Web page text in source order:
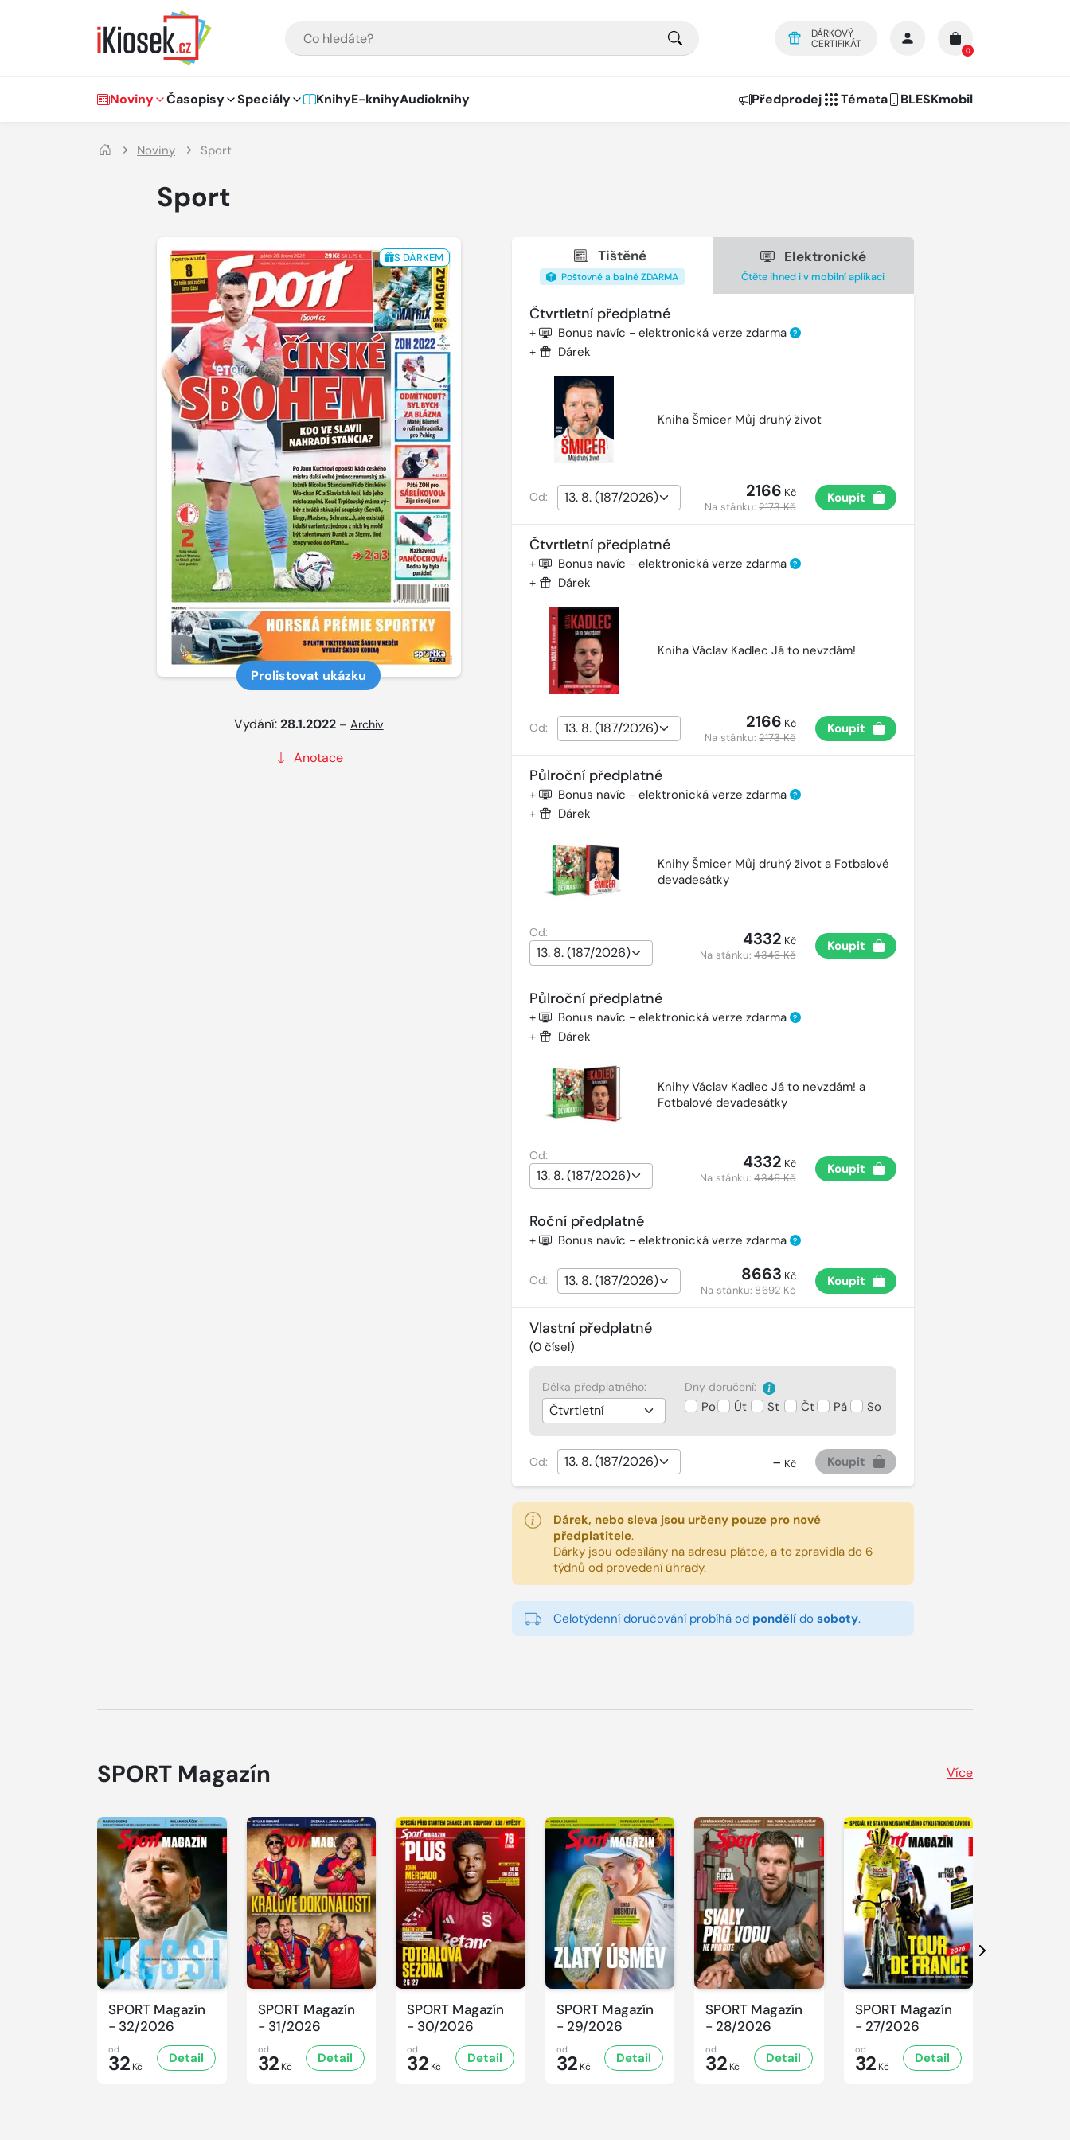
DÁRKOVÝ
CERTIFIKÁT
0
Hlavní navigace
Noviny Časopisy Speciály KnihyE-knihyAudioknihy Předprodej Témata BLESKmobil
Noviny Sport
Sport
S DÁRKEM
Prolistovat ukázku
Vydání:28.1.2022 – Archiv
Anotace
Tištěné
Poštovné a balné ZDARMA
Elektronické
Čtěte ihned i v mobilní aplikaci
Čtvrtletní předplatné
+ Bonus navíc - elektronická verze zdarma ?
+ Dárek
Kniha Šmicer Můj druhý život
Od: 2166 Kč
Na stánku:2173 Kč
Koupit
Čtvrtletní předplatné
+ Bonus navíc - elektronická verze zdarma ?
+ Dárek
Kniha Václav Kadlec Já to nevzdám!
Od: 2166 Kč
Na stánku:2173 Kč
Koupit
Půlroční předplatné
+ Bonus navíc - elektronická verze zdarma ?
+ Dárek
Knihy Šmicer Můj druhý život a Fotbalové
devadesátky
Od: 4332 Kč
Na stánku:4346 Kč
Koupit
Půlroční předplatné
+ Bonus navíc - elektronická verze zdarma ?
+ Dárek
Knihy Václav Kadlec Já to nevzdám! a
Fotbalové devadesátky
Od: 4332 Kč
Na stánku:4346 Kč
Koupit
Roční předplatné
+ Bonus navíc - elektronická verze zdarma ?
Od: 8663 Kč
Na stánku:8692 Kč
Koupit
Vlastní předplatné
(0čísel)
Délka předplatného: Dny doručení:
Po Út St Čt Pá So
Od: - Kč Koupit
Dárek, nebo sleva jsou určeny pouze pro nové
předplatitele.
Dárky jsou odesílány na adresu plátce, a to zpravidla do 6
týdnů od provedení úhrady.
Celotýdenní doručování probíhá od pondělído soboty.
SPORT Magazín Více
SPORT Magazín
- 32/2026
od
32 Kč
Detail
SPORT Magazín
- 31/2026
od
32 Kč
Detail
SPORT Magazín
- 30/2026
od
32 Kč
Detail
SPORT Magazín
- 29/2026
od
32 Kč
Detail
SPORT Magazín
- 28/2026
od
32 Kč
Detail
SPORT Magazín
- 27/2026
od
32 Kč
Detail
Další